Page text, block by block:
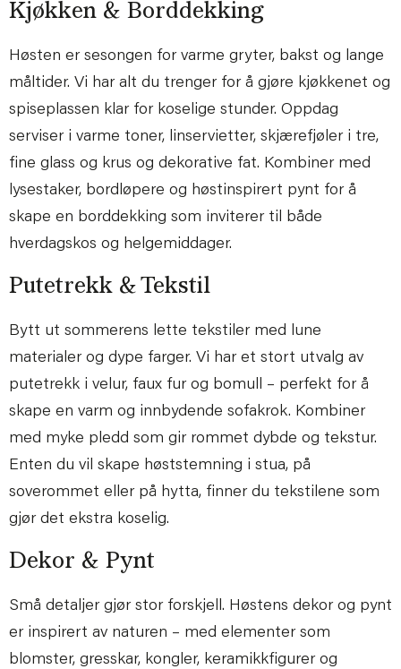
Kjøkken & Borddekking
Høsten er sesongen for varme gryter, bakst og lange
måltider. Vi har alt du trenger for å gjøre kjøkkenet og
spiseplassen klar for koselige stunder. Oppdag
serviser i varme toner, linservietter, skjærefjøler i tre,
fine glass og krus og dekorative fat. Kombiner med
lysestaker, bordløpere og høstinspirert pynt for å
skape en borddekking som inviterer til både
hverdagskos og helgemiddager.
Putetrekk & Tekstil
Bytt ut sommerens lette tekstiler med lune
materialer og dype farger. Vi har et stort utvalg av
putetrekk i velur, faux fur og bomull – perfekt for å
skape en varm og innbydende sofakrok. Kombiner
med myke pledd som gir rommet dybde og tekstur.
Enten du vil skape høststemning i stua, på
soverommet eller på hytta, finner du tekstilene som
gjør det ekstra koselig.
Dekor & Pynt
Små detaljer gjør stor forskjell. Høstens dekor og pynt
er inspirert av naturen – med elementer som
blomster, gresskar, kongler, keramikkfigurer og